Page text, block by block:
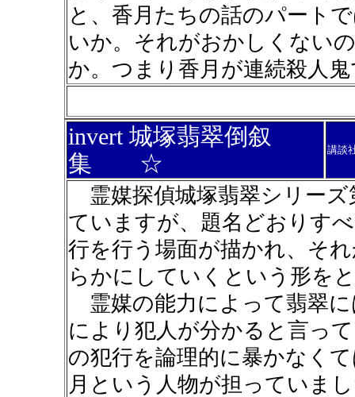
と、香月たちの話のパート
いか。それがおかしくない
か。つまり香月が連続殺人
invert 城塚翡翠倒叙
集 ☆
講談
霊媒探偵城塚翡翠シリーズ
ていますが、題名どおりす
行を行う場面が描かれ、そ
らかにしていくという形を
霊媒の能力によって翡翠
により犯人が分かると言っ
の犯行を論理的に暴かなく
月という人物が担っていま